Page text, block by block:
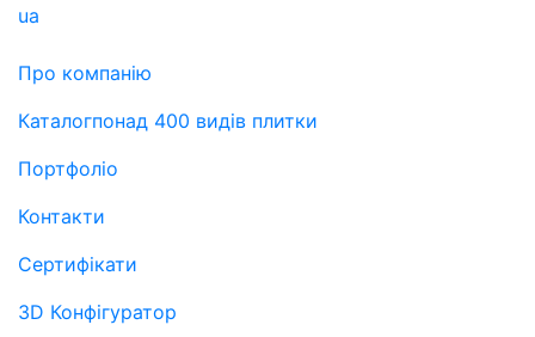
ua
Про компанію
Каталогпонад 400 видів плитки
Портфоліо
Контакти
Сертифікати
3D Конфігуратор